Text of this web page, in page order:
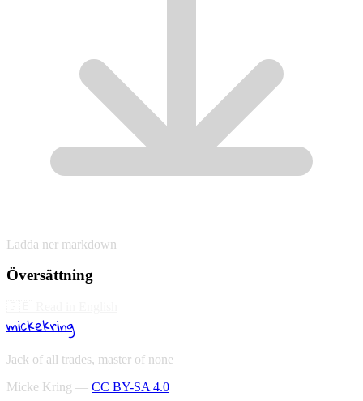
Ladda ner markdown
Översättning
mickekring
Jack of all trades, master of none
Micke Kring — CC BY-SA 4.0